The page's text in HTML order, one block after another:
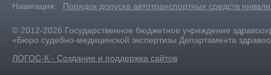
Навигация: Порядок допуска автотранспортных средств
© 2012-2026 Государственное бюджетное учреждение
«Бюро судебно-медицинской экспертизы Департамента
ЛОГОС-К - Создание и поддержка сайтов